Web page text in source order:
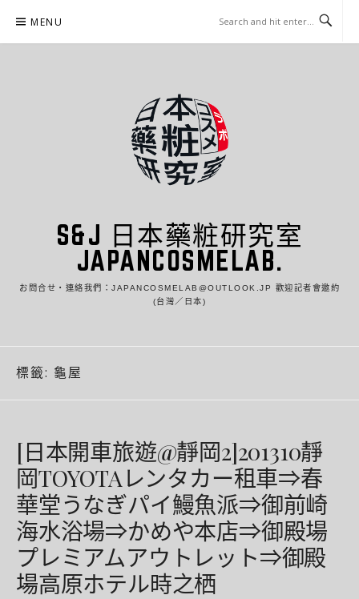
content
MENU
S&J 日本藥粧研究室
JAPANCOSMELAB.
お問合せ・連絡我們：JAPANCOSMELAB@OUTLOOK.JP 歡迎記者會邀約
(台灣／日本)
標籤: 龜屋
[日本開車旅遊@靜岡2]201310靜
岡TOYOTAレンタカー租車⇒春
華堂うなぎパイ鰻魚派⇒御前崎
海水浴場⇒かめや本店⇒御殿場
プレミアムアウトレット⇒御殿
場高原ホテル時之栖